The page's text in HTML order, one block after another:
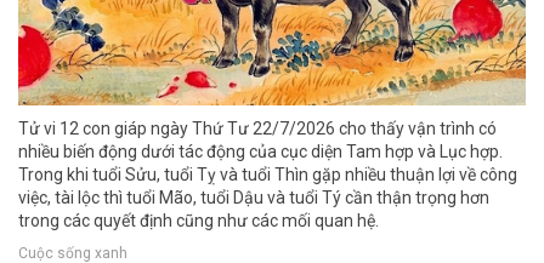
Tử vi 12 con giáp ngày Thứ Tư 22/7/2026 cho thấy vận trình có
nhiều biến động dưới tác động của cục diện Tam hợp và Lục hợp.
Trong khi tuổi Sửu, tuổi Tỵ và tuổi Thìn gặp nhiều thuận lợi về công
việc, tài lộc thì tuổi Mão, tuổi Dậu và tuổi Tý cần thận trọng hơn
trong các quyết định cũng như các mối quan hệ.
Cuộc sống xanh